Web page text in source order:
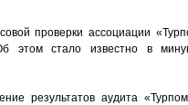
проверки ассоциации
стало известно в
результатов аудита